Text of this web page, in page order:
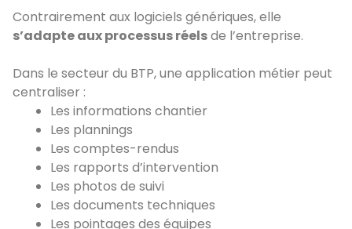
Contrairement aux logiciels génériques, elle
s’adapte aux processus réelsde l’entreprise.
Dans le secteur du BTP, une application métier peut
centraliser :
Les informations chantier
Les plannings
Les comptes-rendus
Les rapports d’intervention
Les photos de suivi
Les documents techniques
Les pointages des équipes